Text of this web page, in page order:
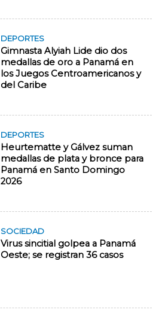
DEPORTES
Gimnasta Alyiah Lide dio dos
medallas de oro a Panamá en
los Juegos Centroamericanos y
del Caribe
DEPORTES
Heurtematte y Gálvez suman
medallas de plata y bronce para
Panamá en Santo Domingo
2026
SOCIEDAD
Virus sincitial golpea a Panamá
Oeste; se registran 36 casos